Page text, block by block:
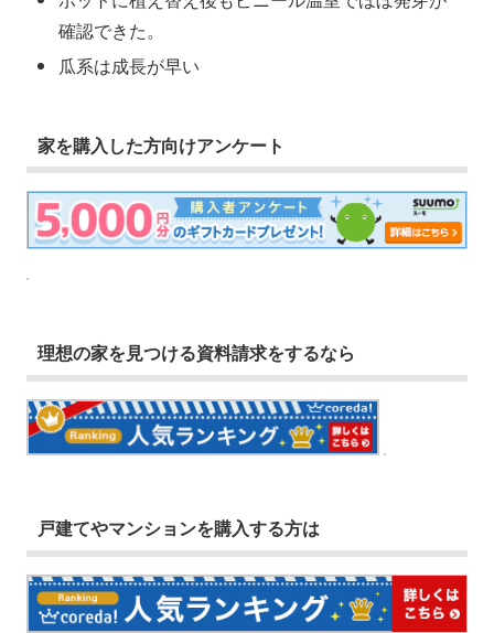
確認できた。
瓜系は成長が早い
家を購入した方向けアンケート
理想の家を見つける資料請求をするなら
戸建てやマンションを購入する方は